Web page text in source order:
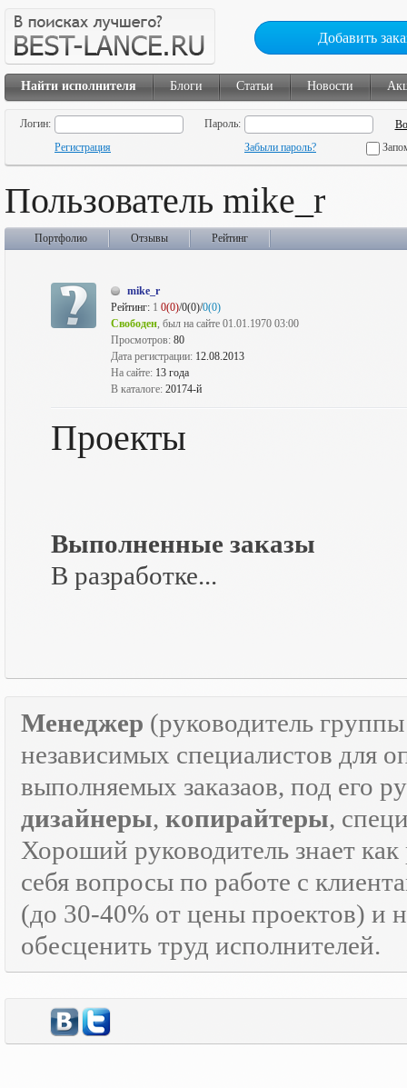
Добавить
Найти исполнителя Блоги Статьи Новости
Логин:
Пароль:
Регистрация
Забыли пароль?
Пользователь mike_r
Портфолио Отзывы Рейтинг
mike_r
Рейтинг: 1 0(0)/0(0)/0(0)
Свободен, был на сайте 01.01.1970 03:00
Просмотров: 80
Дата регистрации: 12.08.2013
На сайте: 13 года
В каталоге: 20174-й
Проекты
Выполненные заказы
В разработке...
Менеджер (руководитель
независимых специалистов для
выполняемых заказаов, под его
дизайнеры, копирайтеры,
Хороший руководитель знает
себя вопросы по работе с
(до 30-40% от цены проектов) и
обесценить труд исполнителей.